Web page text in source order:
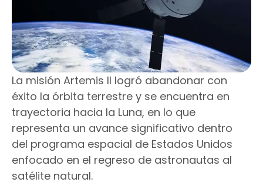
La misión Artemis II logró abandonar con
éxito la órbita terrestre y se encuentra en
trayectoria hacia la Luna, en lo que
representa un avance significativo dentro
del programa espacial de Estados Unidos
enfocado en el regreso de astronautas al
satélite natural.